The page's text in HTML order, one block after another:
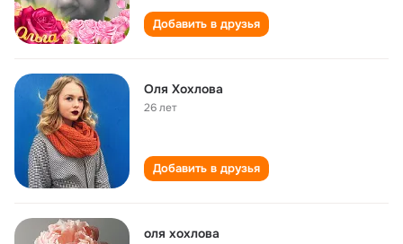
Добавить в друзья
Оля Хохлова
26 лет
Добавить в друзья
оля хохлова